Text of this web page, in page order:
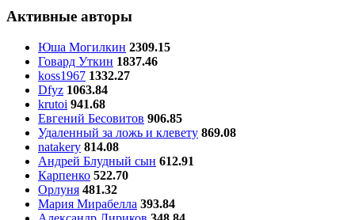
Активные авторы
Юша Могилкин 2309.15
Говард Уткин 1837.46
koss1967 1332.27
Dfyz 1063.84
krutoi 941.68
Евгений Бесовитов 906.85
Удаленный за ложь и клевету 869.08
natakery 814.08
Андрей Блудный сын 612.91
Карпенко 522.70
Орлуня 481.32
Мария Мирабелла 393.84